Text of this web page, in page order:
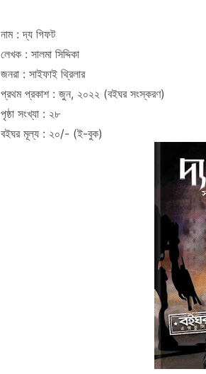
নাম : দ্য গিফট
লেখক : সালমা সিদ্দিকা
জনরা : সাইফাই থ্রিলার
প্রথম প্রকাশ : জুন, ২০২২ (বইঘর সংস্করণ)
পৃষ্ঠা সংখ্যা : ২৮
বইঘর মূল্য : ২০/- (ই-বুক)